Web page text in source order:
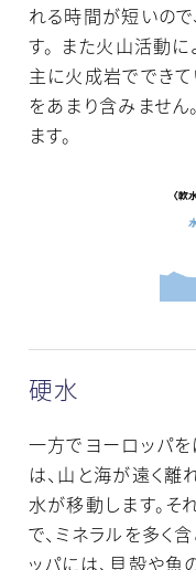
れる時間が短いので
す。 また火山活動に
主に火成岩でできて
をあまり含みませ
ます。
硬水
一方でヨーロッパ
は、山と海が遠く離
水が移動します。
で、ミネラルを多く
ッパには、貝殻や